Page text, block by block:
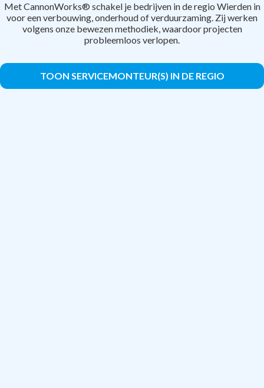
Met CannonWorks® schakel je bedrijven in de regio Wierden in
voor een verbouwing, onderhoud of verduurzaming. Zij werken
volgens onze bewezen methodiek, waardoor projecten
probleemloos verlopen.
TOON SERVICEMONTEUR(S) IN DE REGIO